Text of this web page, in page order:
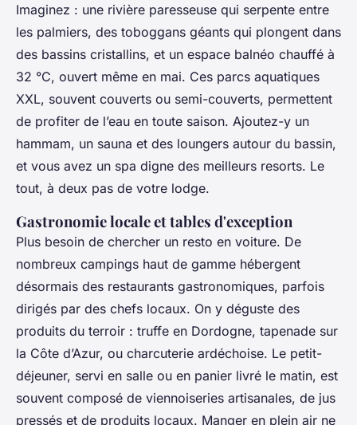
Imaginez : une rivière paresseuse qui serpente entre
les palmiers, des toboggans géants qui plongent dans
des bassins cristallins, et un espace balnéo chauffé à
32 °C, ouvert même en mai. Ces parcs aquatiques
XXL, souvent couverts ou semi-couverts, permettent
de profiter de l’eau en toute saison. Ajoutez-y un
hammam, un sauna et des loungers autour du bassin,
et vous avez un spa digne des meilleurs resorts. Le
tout, à deux pas de votre lodge.
Gastronomie locale et tables d'exception
Plus besoin de chercher un resto en voiture. De
nombreux campings haut de gamme hébergent
désormais des restaurants gastronomiques, parfois
dirigés par des chefs locaux. On y déguste des
produits du terroir : truffe en Dordogne, tapenade sur
la Côte d’Azur, ou charcuterie ardéchoise. Le petit-
déjeuner, servi en salle ou en panier livré le matin, est
souvent composé de viennoiseries artisanales, de jus
pressés et de produits locaux. Manger en plein air ne